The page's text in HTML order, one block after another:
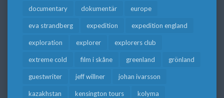
documentary dokumentär europe
eva strandberg expedition expedition england
exploration explorer explorers club
extreme cold film i skåne greenland grönland
guestwriter jeff willner johan ivarsson
kazakhstan kensington tours kolyma